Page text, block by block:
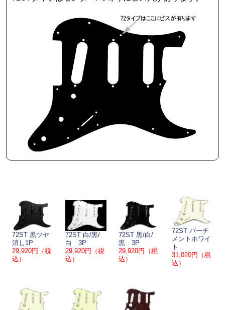
72ST 黒ツヤ
消し1P
29,920円（税
込）
72ST 白/黒/
白 3P
29,920円（税
込）
72ST 黒/白/
黒 3P
29,920円（税
込）
72ST パーチ
メントホワイ
ト
31,020円（税
込）